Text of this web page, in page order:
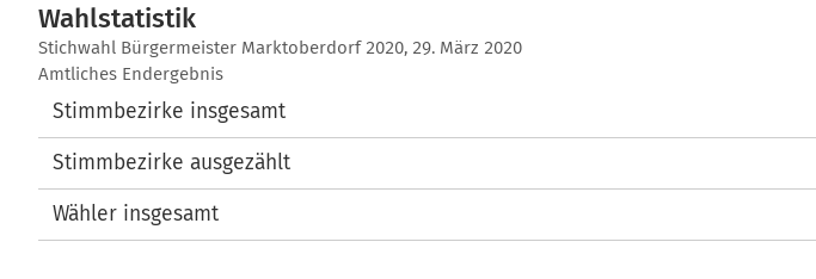
Wahlstatistik
Wahlstatistik
Stichwahl Bürgermeister Marktoberdorf 2020, 29. März 2020
Amtliches Endergebnis
Stimmbezirke insgesamt
Stimmbezirke ausgezählt
Wähler insgesamt